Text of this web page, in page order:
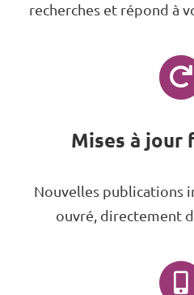
recherches et répond à
Mises à jour
Nouvelles publications
ouvré, directement